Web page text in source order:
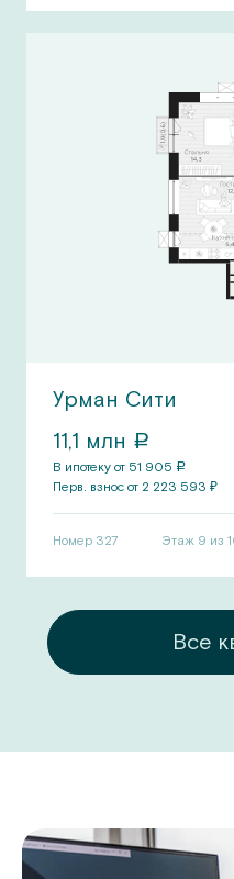
Урман Сити
11,1 млн a
В ипотеку от 51 905 a
Перв. взнос от 2 223 593 ₽
Номер 327 Этаж 9 из
Все